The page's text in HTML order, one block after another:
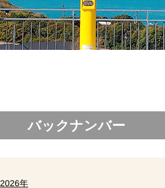
バックナンバー
2026年